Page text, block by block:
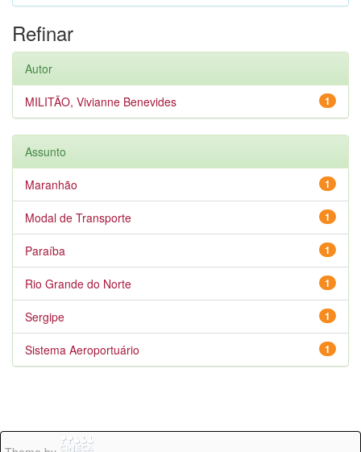
Refinar
Autor
1
MILITÃO, Vivianne Benevides
Assunto
1
Maranhão
1
Modal de Transporte
1
Paraíba
1
Rio Grande do Norte
1
Sergipe
1
Sistema Aeroportuário